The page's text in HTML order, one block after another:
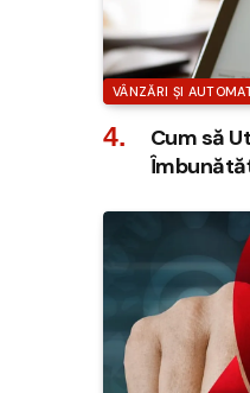
VÂNZĂRI ȘI
Cum să